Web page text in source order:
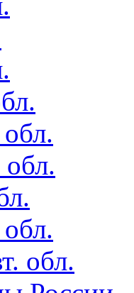
обл.